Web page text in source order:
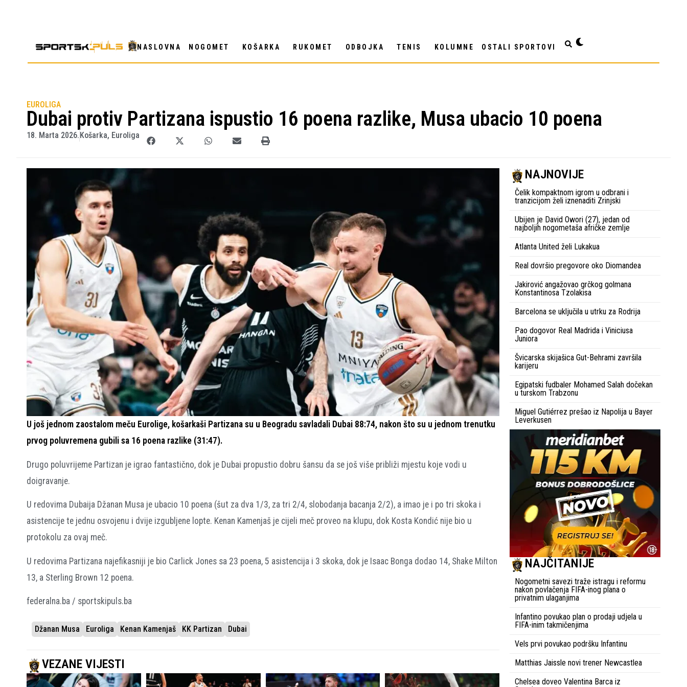
NASLOVNA NOGOMET KOŠARKA RUKOMET ODBOJKA TENIS KOLUMNE OSTALI SPORTOVI
EUROLIGA
Dubai protiv Partizana ispustio 16 poena razlike, Musa ubacio 10 poena
18. Marta 2026.Košarka, Euroliga
U još jednom zaostalom meču Eurolige, košarkaši Partizana su u Beogradu savladali Dubai 88:74, nakon što su u jednom trenutku
prvog poluvremena gubili sa 16 poena razlike (31:47).
Drugo poluvrijeme Partizan je igrao fantastično, dok je Dubai propustio dobru šansu da se još više približi mjestu koje vodi u
doigravanje.
U redovima Dubaija Džanan Musa je ubacio 10 poena (šut za dva 1/3, za tri 2/4, slobodanja bacanja 2/2), a imao je i po tri skoka i
asistencije te jednu osvojenu i dvije izgubljene lopte. Kenan Kamenjaš je cijeli meč proveo na klupu, dok Kosta Kondić nije bio u
protokolu za ovaj meč.
U redovima Partizana najefikasniji je bio Carlick Jones sa 23 poena, 5 asistencija i 3 skoka, dok je Isaac Bonga dodao 14, Shake Milton
13, a Sterling Brown 12 poena.
federalna.ba / sportskipuls.ba
Džanan Musa Euroliga Kenan Kamenjaš KK Partizan Dubai
VEZANE VIJESTI
NAJNOVIJE
Čelik kompaktnom igrom u odbrani i
tranzicijom želi iznenaditi Zrinjski
Ubijen je David Owori (27), jedan od
najboljih nogometaša afričke zemlje
Atlanta United želi Lukakua
Real dovršio pregovore oko Diomandea
Jakirović angažovao grčkog golmana
Konstantinosa Tzolakisa
Barcelona se uključila u utrku za Rodrija
Pao dogovor Real Madrida i Viniciusa
Juniora
Švicarska skijašica Gut-Behrami završila
karijeru
Egipatski fudbaler Mohamed Salah dočekan
u turskom Trabzonu
Miguel Gutiérrez prešao iz Napolija u Bayer
Leverkusen
NAJČITANIJE
Nogometni savezi traže istragu i reformu
nakon povlačenja FIFA-inog plana o
privatnim ulaganjima
Infantino povukao plan o prodaji udjela u
FIFA-inim takmičenjima
Vels prvi povukao podršku Infantinu
Matthias Jaissle novi trener Newcastlea
Chelsea doveo Valentina Barca iz